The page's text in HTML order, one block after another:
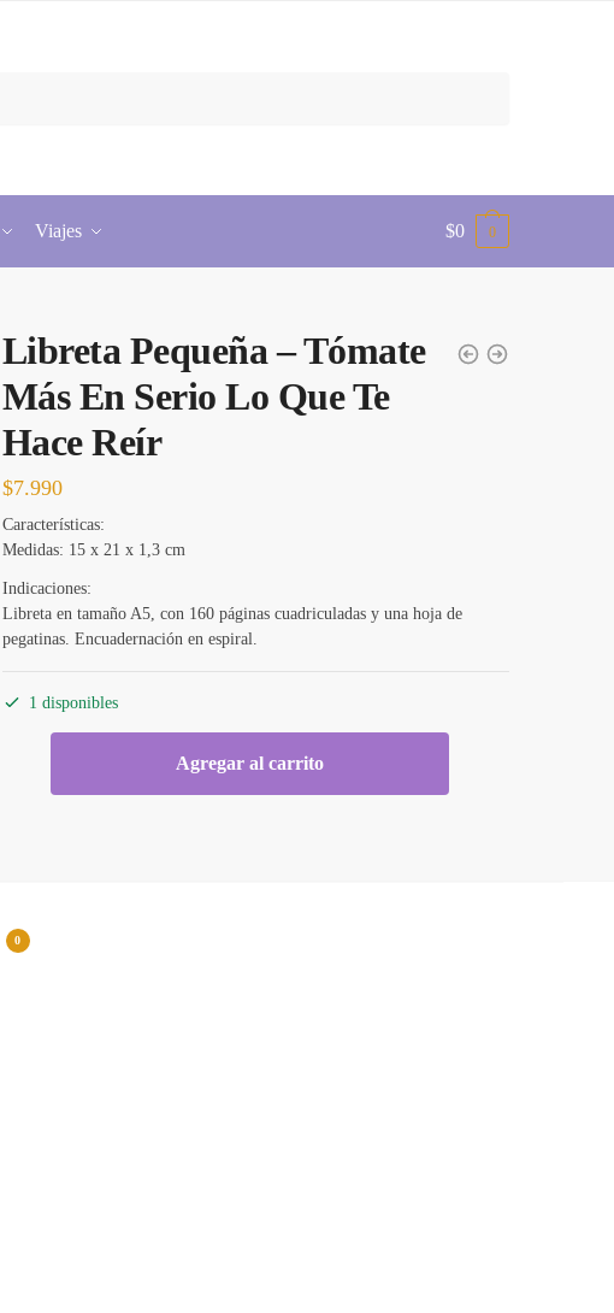
Viajes $0 0
Libreta Pequeña – Tómate
Más En Serio Lo Que Te
Hace Reír
$7.990
Características:
Medidas: 15 x 21 x 1,3 cm
Indicaciones:
Libreta en tamaño A5, con 160 páginas cuadriculadas y una hoja de
pegatinas. Encuadernación en espiral.
1 disponibles
Agregar al carrito
0